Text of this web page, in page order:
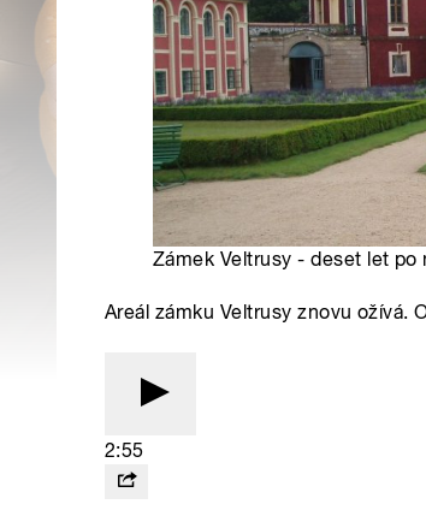
Zámek Veltrusy - deset let
Areál zámku Veltrusy znovu ožívá.
2:55